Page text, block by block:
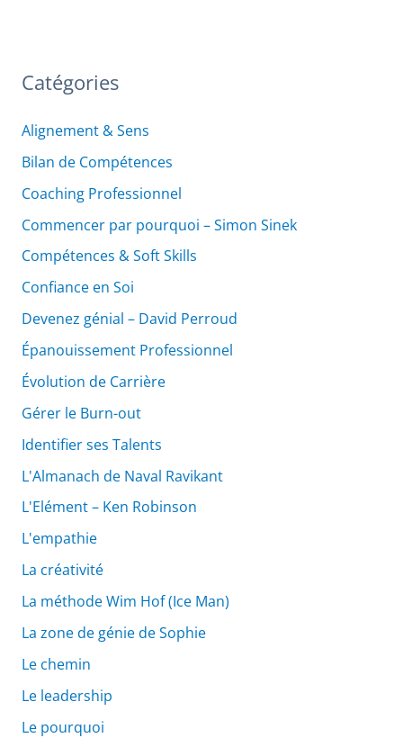
Catégories
Alignement & Sens
Bilan de Compétences
Coaching Professionnel
Commencer par pourquoi – Simon Sinek
Compétences & Soft Skills
Confiance en Soi
Devenez génial – David Perroud
Épanouissement Professionnel
Évolution de Carrière
Gérer le Burn-out
Identifier ses Talents
L'Almanach de Naval Ravikant
L'Elément – Ken Robinson
L'empathie
La créativité
La méthode Wim Hof (Ice Man)
La zone de génie de Sophie
Le chemin
Le leadership
Le pourquoi